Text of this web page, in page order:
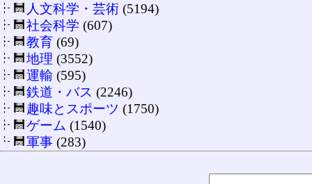
人文科学・芸術 (5194)
社会科学 (607)
教育 (69)
地理 (3552)
運輸 (595)
鉄道・バス (2246)
趣味とスポーツ (1750)
ゲーム (1540)
軍事 (283)